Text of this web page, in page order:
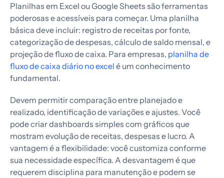
Planilhas em Excel ou Google Sheets são ferramentas
poderosas e acessíveis para começar. Uma planilha
básica deve incluir: registro de receitas por fonte,
categorização de despesas, cálculo de saldo mensal, e
projeção de fluxo de caixa. Para empresas, planilha de
fluxo de caixa diário no excel é um conhecimento
fundamental.
Devem permitir comparação entre planejado e
realizado, identificação de variações e ajustes. Você
pode criar dashboards simples com gráficos que
mostram evolução de receitas, despesas e lucro. A
vantagem é a flexibilidade: você customiza conforme
sua necessidade específica. A desvantagem é que
requerem disciplina para manutenção e podem se